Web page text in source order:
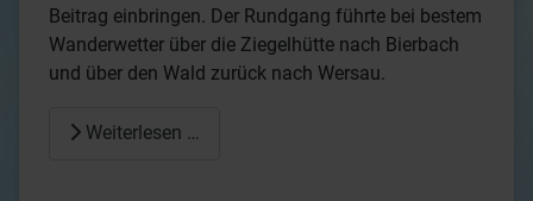
Beitrag einbringen. Der Rundgang führte bei bestem
Wanderwetter über die Ziegelhütte nach Bierbach
und über den Wald zurück nach Wersau.
Weiterlesen …